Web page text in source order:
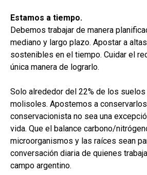
Estamos a tiempo.
Debemos trabajar de manera
mediano y largo plazo. Apostar a
sostenibles en el tiempo. Cuidar el
única manera de lograrlo.
Solo alrededor del 22% de los
molisoles. Apostemos a
conservacionista no sea una
vida. Que el balance carbono/
microorganismos y las raíces sean
conversación diaria de quienes
campo argentino.